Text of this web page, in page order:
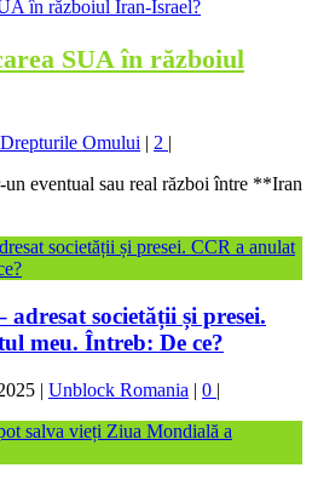
SUA în războiul
Drepturile Omului | 2 |
eventual sau real război între **Iran
societății și presei.
meu. Întreb: De ce?
| Unblock Romania | 0 |